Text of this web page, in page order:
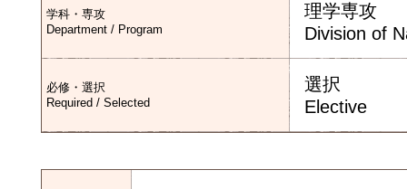
学科・専攻
Department / Program
理学専攻
Division of
必修・選択
Required / Selected
選択
Elective